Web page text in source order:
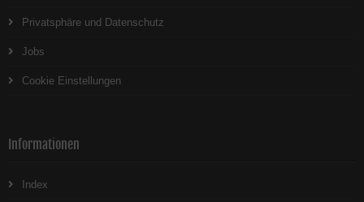
Privatsphäre und Datenschutz
Jobs
Cookie Einstellungen
Informationen
Index